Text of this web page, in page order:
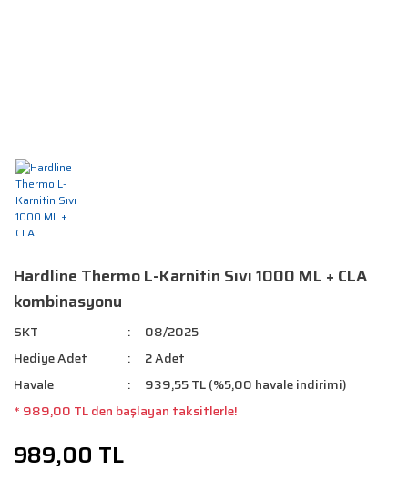
Hardline Thermo L-Karnitin Sıvı 1000 ML + CLA
kombinasyonu
SKT
08/2025
Hediye Adet
2 Adet
Havale
939,55 TL (%5,00 havale indirimi)
* 989,00 TL den başlayan taksitlerle!
989,00 TL